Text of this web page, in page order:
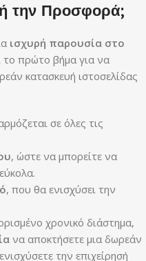
την Προσφορά;
ισχυρή παρουσία στο
το πρώτο βήμα για να
κατασκευή ιστοσελίδας
σε όλες τις
, ώστε να μπορείτε να
, που θα ενισχύσει την
χρονικό διάστημα,
να αποκτήσετε μια δωρεάν
την επιχείρησή